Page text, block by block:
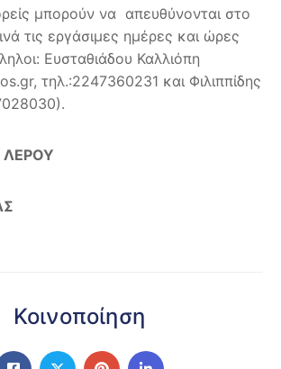
μπορούν να απευθύνονται στο
τις εργάσιμες ημέρες και ώρες
Ευσταθιάδου Καλλιόπη
τηλ.:2247360231 και Φιλιππίδης
Κοινοποίηση